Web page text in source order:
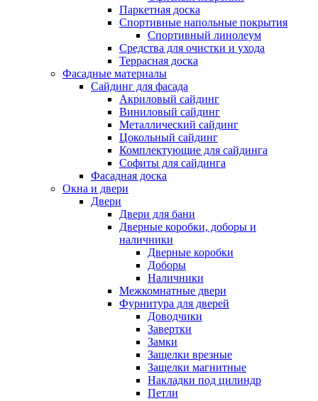
Паркетная доска
Спортивные напольные покрытия
Спортивный линолеум
Средства для очистки и ухода
Террасная доска
Фасадные материалы
Сайдинг для фасада
Акриловый сайдинг
Виниловый сайдинг
Металлический сайдинг
Цокольный сайдинг
Комплектующие для сайдинга
Софиты для сайдинга
Фасадная доска
Окна и двери
Двери
Двери для бани
Дверные коробки, доборы и
наличники
Дверные коробки
Доборы
Наличники
Межкомнатные двери
Фурнитура для дверей
Доводчики
Завертки
Замки
Защелки врезные
Защелки магнитные
Накладки под цилиндр
Петли